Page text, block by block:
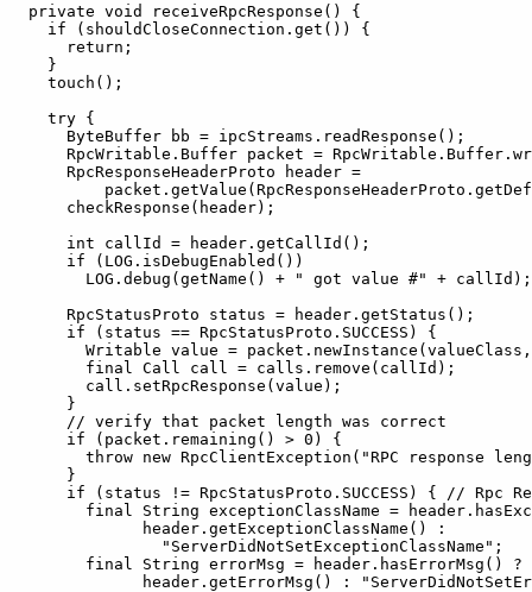
private void receiveRpcResponse() {
  if (shouldCloseConnection.get()) {
    return;
  }
  touch();
  try {
    ByteBuffer bb = ipcStreams.readResponse();
RpcWritable.Buffer packet =
    RpcResponseHeaderProto header =
    checkResponse(header);
    int callId = header.getCallId();
    if (LOG.isDebugEnabled())
      LOG.debug(getName() + " got value #" + callId);
    RpcStatusProto status = header.getStatus();
    if (status == RpcStatusProto.SUCCESS) {
Writable value =
      final Call call = calls.remove(callId);
      call.setRpcResponse(value);
    }
    // verify that packet length was correct
    if (packet.remaining() > 0) {
throw new RpcClientException("RPC response
    }
if (status != RpcStatusProto.SUCCESS) { // Rpc
final String exceptionClassName =
            header.getExceptionClassName() :
              "ServerDidNotSetExceptionClassName";
      final String errorMsg = header.hasErrorMsg() ?
header.getErrorMsg() :